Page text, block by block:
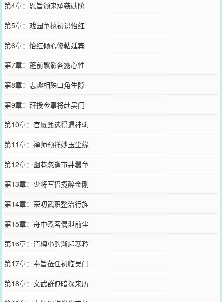
第4章：恩旨颁来承袭勋阶
第5章：戏园争执初识怡红
第6章：怡红倾心修帖延宾
第7章：筵前鬟影各露心性
第8章：志趣相殊口角生隙
第9章：拜授佥事将赴吴门
第10章：官厩甄选得遇神驹
第11章：禅师预托妙玉尘缘
第12章：幽巷忽逢市井嚣争
第13章：少将军招揽醉金刚
第14章：荣叨武职整治行旌
第15章：舟中煮茗偶泄前尘
第16章：清樽小酌渐卸寒矜
第17章：奉旨莅任初临吴门
第18章：文武群僚暗探来历